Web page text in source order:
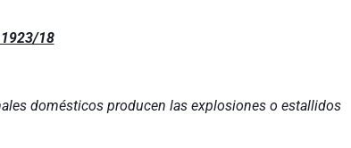
1923/18
domésticos producen las explosiones o estallidos